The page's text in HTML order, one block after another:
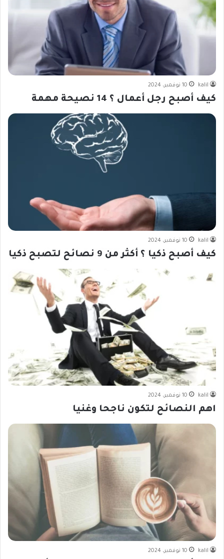
kalil 10 نوفمبر، 2024
كيف أصبح رجل أعمال ؟ 14 نصيحة مهمة
kalil 10 نوفمبر، 2024
كيف أصبح ذكيا ؟ أكثر من 9 نصائح لتصبح ذكيا
kalil 10 نوفمبر، 2024
اهم النصائح لتكون ناجحا وغنيا
kalil 10 نوفمبر، 2024